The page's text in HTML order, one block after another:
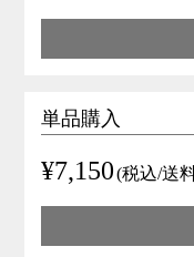
単品購入
¥7,150 (税込/送